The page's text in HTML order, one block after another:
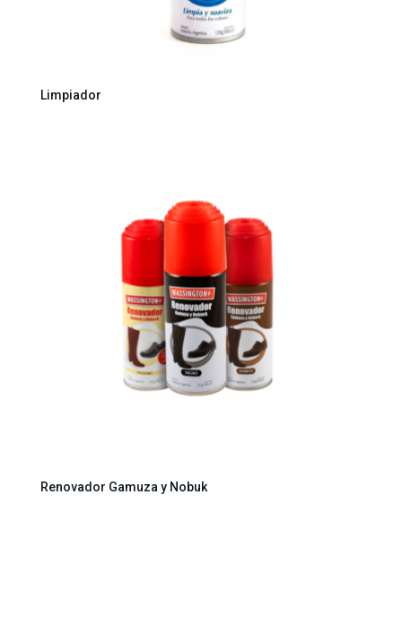
Limpiador
Renovador Gamuza y Nobuk